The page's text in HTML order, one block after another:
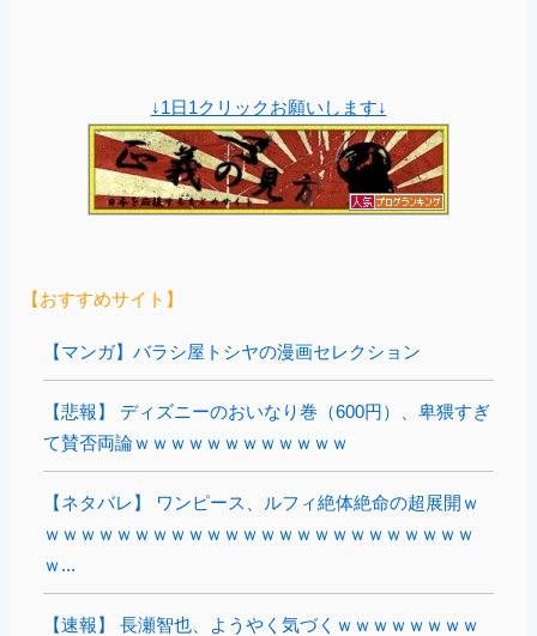
↓1日1クリックお願いします↓
【おすすめサイト】
【マンガ】バラシ屋トシヤの漫画セレクション
【悲報】 ディズニーのおいなり巻（600円）、卑猥すぎ
て賛否両論ｗｗｗｗｗｗｗｗｗｗｗｗ
【ネタバレ】 ワンピース、ルフィ絶体絶命の超展開ｗ
ｗｗｗｗｗｗｗｗｗｗｗｗｗｗｗｗｗｗｗｗｗｗｗｗ
ｗ...
【速報】 長瀬智也、ようやく気づくｗｗｗｗｗｗｗｗ